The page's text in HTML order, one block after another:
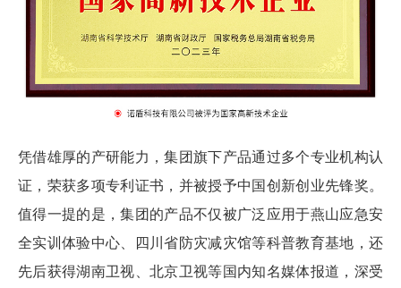
凭借雄厚的产研能力，集团旗下产品通过多个专业机构认
证，荣获多项专利证书，并被授予中国创新创业先锋奖。
值得一提的是，集团的产品不仅被广泛应用于燕山应急安
全实训体验中心、四川省防灾减灾馆等科普教育基地，还
先后获得湖南卫视、北京卫视等国内知名媒体报道，深受